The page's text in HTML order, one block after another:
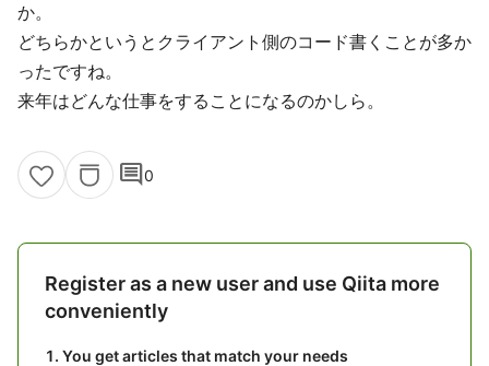
か。
どちらかというとクライアント側のコード書くことが多か
ったですね。
来年はどんな仕事をすることになるのかしら。
comment0
Register as a new user and use Qiita more
conveniently
You get articles that match your needs